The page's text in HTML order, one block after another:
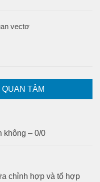
vectơ
TÂM
không – 0/0
chỉnh hợp và tổ hợp